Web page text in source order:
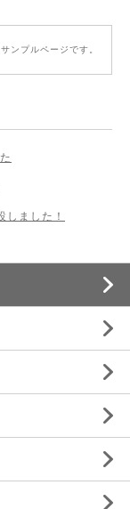
ンプルページです。
ました！